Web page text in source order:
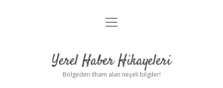
Anasayfa
Yasal Uyarı
menüyü
Yerel Haber Hikayeleri
Bölgeden ilham alan neşeli bilgiler!